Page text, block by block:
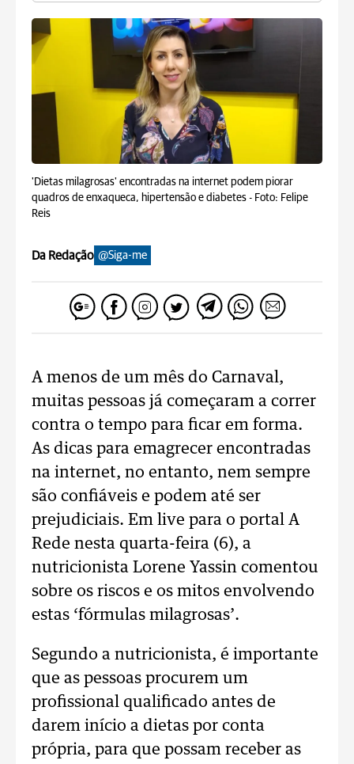
'Dietas milagrosas' encontradas na internet podem piorar
quadros de enxaqueca, hipertensão e diabetes - Foto: Felipe
Reis
Da Redação @Siga-me
A menos de um mês do Carnaval,
muitas pessoas já começaram a correr
contra o tempo para ficar em forma.
As dicas para emagrecer encontradas
na internet, no entanto, nem sempre
são confiáveis e podem até ser
prejudiciais. Em live para o portal A
Rede nesta quarta-feira (6), a
nutricionista Lorene Yassin comentou
sobre os riscos e os mitos envolvendo
estas ‘fórmulas milagrosas’.
Segundo a nutricionista, é importante
que as pessoas procurem um
profissional qualificado antes de
darem início a dietas por conta
própria, para que possam receber as